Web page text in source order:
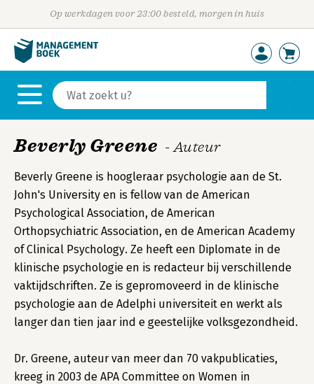
Op werkdagen voor 23:00 besteld, morgen in huis
Beverly Greene - Auteur
Beverly Greene is hoogleraar psychologie aan de St.
John's University en is fellow van de American
Psychological Association, de American
Orthopsychiatric Association, en de American Academy
of Clinical Psychology. Ze heeft een Diplomate in de
klinische psychologie en is redacteur bij verschillende
vaktijdschriften. Ze is gepromoveerd in de klinische
psychologie aan de Adelphi universiteit en werkt als
langer dan tien jaar ind e geestelijke volksgezondheid.
Dr. Greene, auteur van meer dan 70 vakpublicaties,
kreeg in 2003 de APA Committee on Women in